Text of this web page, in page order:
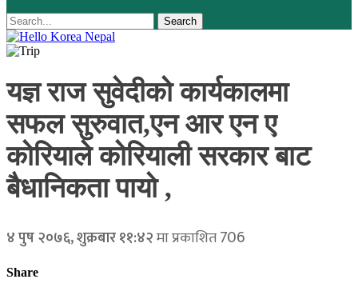
यज्ञ राज सुवेदीको कार्यकालमा
सफल सुरुवात,एन आर एन ए
कोरियाले कोरियाली सरकार बाट
बैधानिकता पायो ,
४ पुष २०७६, शुक्रबार ११:४२मा प्रकाशित706
Share